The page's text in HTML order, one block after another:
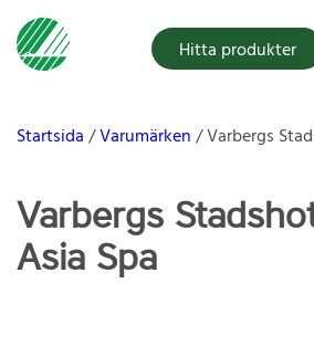
Hitta produkter
Startsida Varumärken Varbergs
Varbergs
Asia Spa